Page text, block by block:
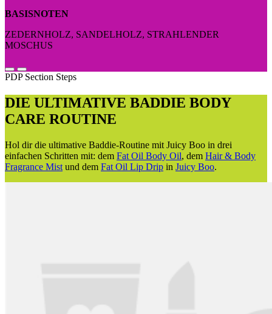
BASISNOTEN
ZEDERNHOLZ, SANDELHOLZ, STRAHLENDER
MOSCHUS
PDP Section Steps
DIE ULTIMATIVE BADDIE BODY
CARE ROUTINE
Hol dir die ultimative Baddie-Routine mit Juicy Boo in drei
einfachen Schritten mit: dem Fat Oil Body Oil, dem Hair & Body
Fragrance Mist und dem Fat Oil Lip Drip in Juicy Boo.